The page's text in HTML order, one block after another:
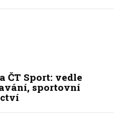
ČT Sport: vedle
sportovní